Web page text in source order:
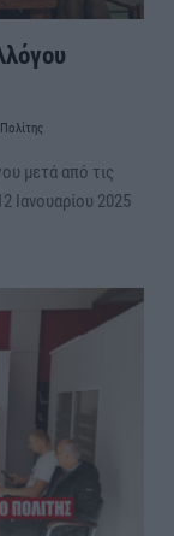
μετά από τις
Ιανουαρίου 2025